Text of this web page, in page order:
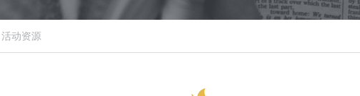
活动资源